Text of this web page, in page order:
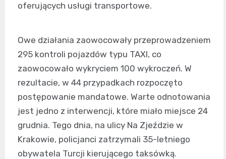
oferujących usługi transportowe.
Owe działania zaowocowały przeprowadzeniem
295 kontroli pojazdów typu TAXI, co
zaowocowało wykryciem 100 wykroczeń. W
rezultacie, w 44 przypadkach rozpoczęto
postępowanie mandatowe. Warte odnotowania
jest jedno z interwencji, które miało miejsce 24
grudnia. Tego dnia, na ulicy Na Zjeździe w
Krakowie, policjanci zatrzymali 35-letniego
obywatela Turcji kierującego taksówką.